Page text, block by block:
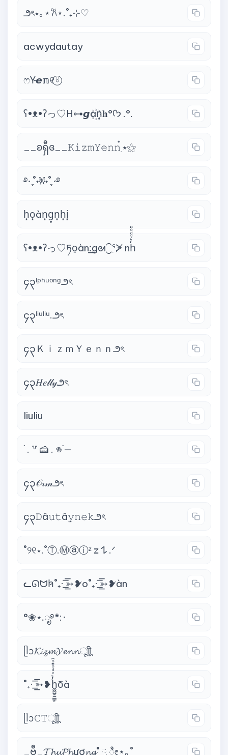
౨ৎ⋆｡⋆𐙚⋆.˚₊⊹♡
acwydautay
ෆY̴𝙚𝕟୧⍤⃝
ʕ•ᴥ•ʔっ♡H⊶𝙜a꙰n͙𝐡°ᡣ𐭩 .°.
__ʚရှီɞ__𝙺𝚒𝚣𝚖𝚈𝚎𝚗𝚗๋࣭ ⭑⚝
࿔‧ ֶָ֢˚˖𐦍˖˚ֶָ֢ ‧࿔
h͙o͙àn͙g͙n͙h͙i͙
ʕ•ᴥ•ʔっ♡ཏo̠àn:͢gᘛ⁐̤ᕐᐷ̸ nh̓͛ͮͩͦ̎
၄၃ˡᵖʰᵘᵒⁿᵍ౨ৎ
၄၃ˡⁱᵘˡⁱᵘ.౨ৎ
၄၃ＫｉｚｍＹｅｎｎ౨ৎ
၄၃𝐻𝑒𝓁𝓁𝓎౨ৎ
liuliu
˙ . ꒷ 🍰 . 𖦹˙—
၄၃𝒪𝓇𝓂౨ৎ
၄၃𝙳â𝚞𝚝â𝚢𝚗𝚎𝚔౨ৎ
˚୨୧⋆.˚Ⓣ.Ⓜⓐⓘᶻ 𝗓 𐰁 .ᐟ
ᓚᘏᗢh̷˚₊· ͟͟͞͞➳❥̷o˚₊· ͟͟͞͞➳❥̷àn
°❀⋆.ೃ࿔*:･
ᥫᩣ𝓚𝓲𝔃𝓶𝓨𝓮𝓷𝓷ㅤूाीू
˚₊· ͟͟͞͞➳❥h̼͖̺̠̰͇̙̓͛ͮͩͦ̎ͦ̑ͅo᷈à
ᥫᩣ𝙲𝚃ㅤूाीू
_ဗီူ_𝓣𝓱𝓾𝓟𝓱ươ𝓷𝓰˚ ༘ ೀ⋆｡˚